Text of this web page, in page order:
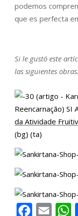
podemos
que es perfecta
Si le gustó este
las siguientes